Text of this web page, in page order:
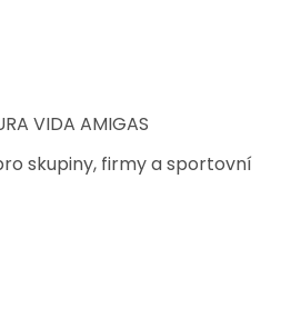
VIDA AMIGAS
skupiny, firmy a sportovní